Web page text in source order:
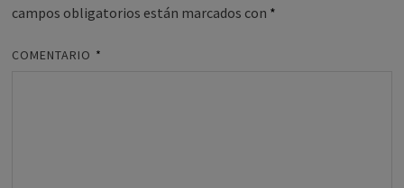
campos obligatorios están marcados con *
COMENTARIO *